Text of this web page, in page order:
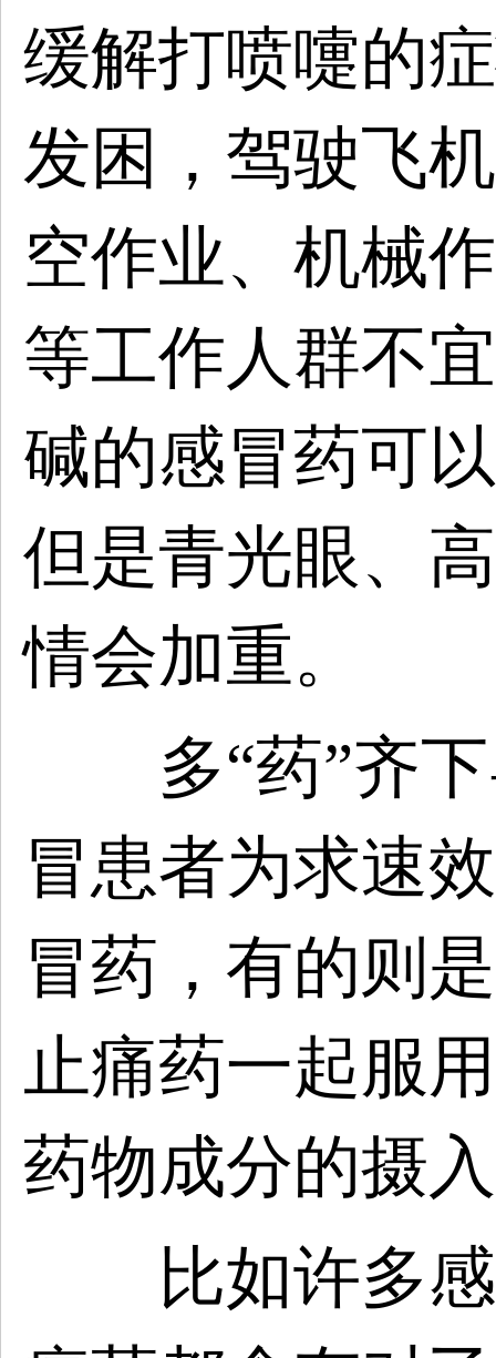
缓解打喷嚏的
发困，驾驶飞
空作业、机械
等工作人群不
碱的感冒药可
但是青光眼、
情会加重。
多“药”齐下
冒患者为求速
冒药，有的则
止痛药一起服
药物成分的摄
比如许多感